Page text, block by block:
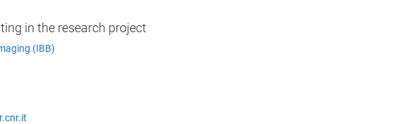
in the research project
(IBB)